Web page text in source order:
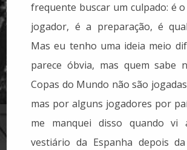
frequente buscar um culpado: é
jogador, é a preparação, é
Mas eu tenho uma ideia meio
parece óbvia, mas quem sabe
Copas do Mundo não são
mas por alguns jogadores por
me manquei disso quando
vestiário da Espanha depois